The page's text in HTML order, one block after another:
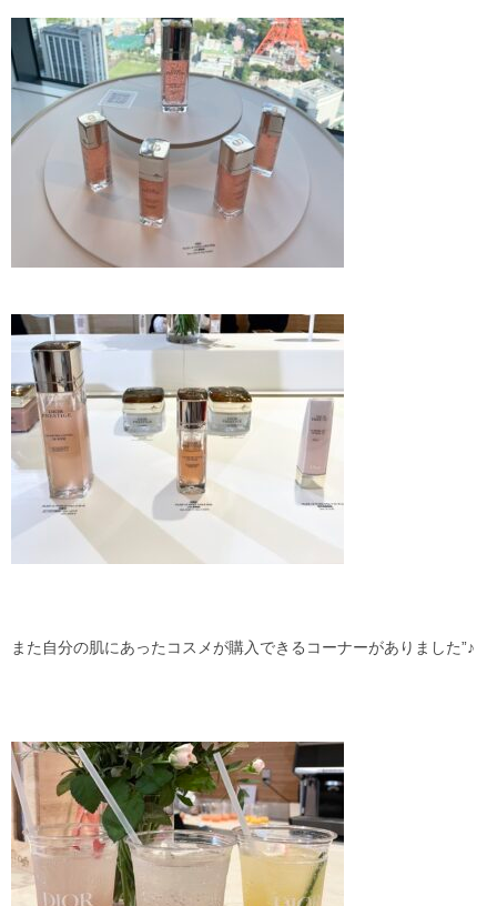
また自分の肌にあったコスメが購入できるコーナーがありました”♪